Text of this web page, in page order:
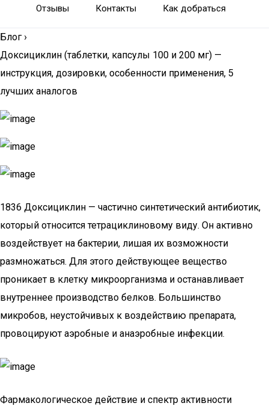
Отзывы Контакты Как добраться
Блог ›
Доксициклин (таблетки, капсулы 100 и 200 мг) —
инструкция, дозировки, особенности применения, 5
лучших аналогов
1836 Доксициклин — частично синтетический антибиотик,
который относится тетрациклиновому виду. Он активно
воздействует на бактерии, лишая их возможности
размножаться. Для этого действующее вещество
проникает в клетку микроорганизма и останавливает
внутреннее производство белков. Большинство
микробов, неустойчивых к воздействию препарата,
провоцируют аэробные и анаэробные инфекции.
Фармакологическое действие и спектр активности